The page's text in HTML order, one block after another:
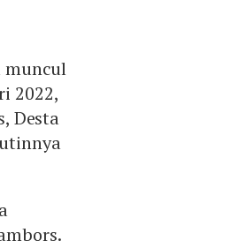
muncul
2022,
Desta